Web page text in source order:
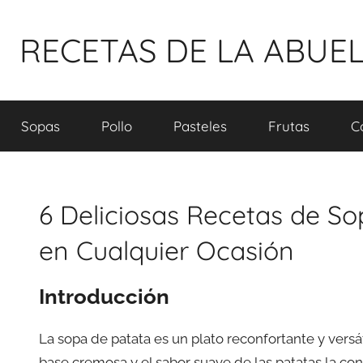
RECETAS DE LA
Sopas Pollo Pasteles Frutas
6 Deliciosas Recetas de
en Cualquier Ocasión
Introducción
La sopa de patata es un plato reconfortante y